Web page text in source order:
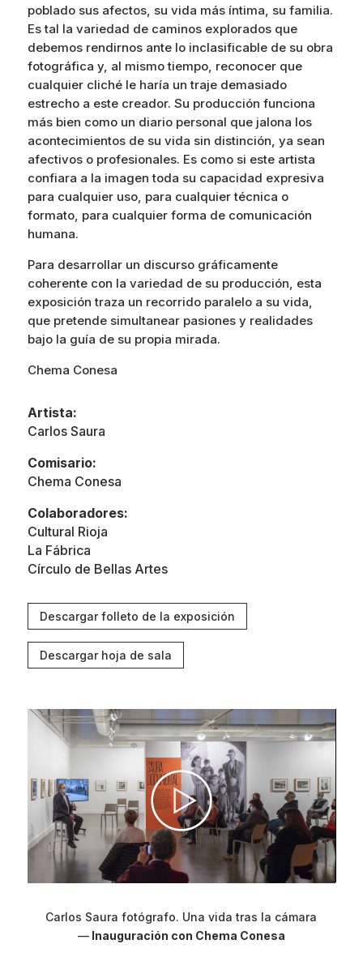
poblado sus afectos, su vida más íntima, su familia.
Es tal la variedad de caminos explorados que
debemos rendirnos ante lo inclasificable de su obra
fotográfica y, al mismo tiempo, reconocer que
cualquier cliché le haría un traje demasiado
estrecho a este creador. Su producción funciona
más bien como un diario personal que jalona los
acontecimientos de su vida sin distinción, ya sean
afectivos o profesionales. Es como si este artista
confiara a la imagen toda su capacidad expresiva
para cualquier uso, para cualquier técnica o
formato, para cualquier forma de comunicación
humana.
Para desarrollar un discurso gráficamente
coherente con la variedad de su producción, esta
exposición traza un recorrido paralelo a su vida,
que pretende simultanear pasiones y realidades
bajo la guía de su propia mirada.
Chema Conesa
Artista:
Carlos Saura
Comisario:
Chema Conesa
Colaboradores:
Cultural Rioja
La Fábrica
Círculo de Bellas Artes
Descargar folleto de la exposición
Descargar hoja de sala
Carlos Saura fotógrafo. Una vida tras la cámara
—Inauguración con Chema Conesa